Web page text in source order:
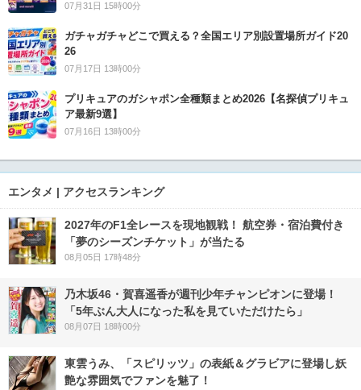
07月31日 15時00分
ガチャガチャどこで買える？全国エリア別設置場所ガイド20
26
07月17日 13時00分
プリキュアのガシャポン全種類まとめ2026【名探偵プリキュ
ア最新9選】
07月16日 13時00分
エンタメ | アクセスランキング
2027年のF1全レースを現地観戦！ 航空券・宿泊費付き
「夢のシーズンチケット」が当たる
08月05日 17時48分
乃木坂46・賀喜遥香が週刊少年チャンピオンに登場！
「5年ぶん大人になった私を見ていただけたら」
08月07日 18時00分
東雲うみ、「スピリッツ」の表紙＆グラビアに登場し妖
艶な雰囲気でファンを魅了！